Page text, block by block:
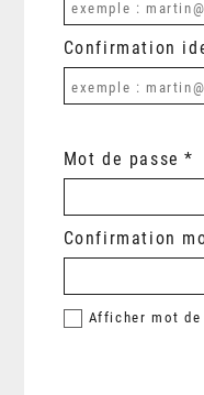
Confirmation
Mot de passe
Confirmation
Afficher mot de